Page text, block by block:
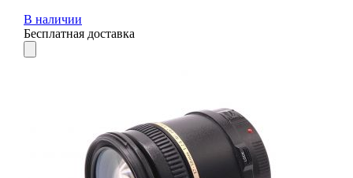
В наличии
Бесплатная доставка